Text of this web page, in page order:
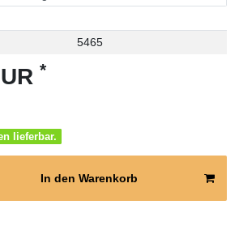
5465
*
lieferbar.
In den Warenkorb